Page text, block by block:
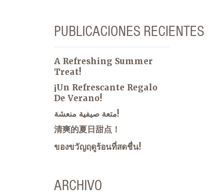
PUBLICACIONES RECIENTES
A Refreshing Summer
Treat!
¡Un Refrescante Regalo
De Verano!
متعة صيفية منعشة!
清爽的夏日甜点！
ของขวัญฤดูร้อนที่สดชื่น!
ARCHIVO